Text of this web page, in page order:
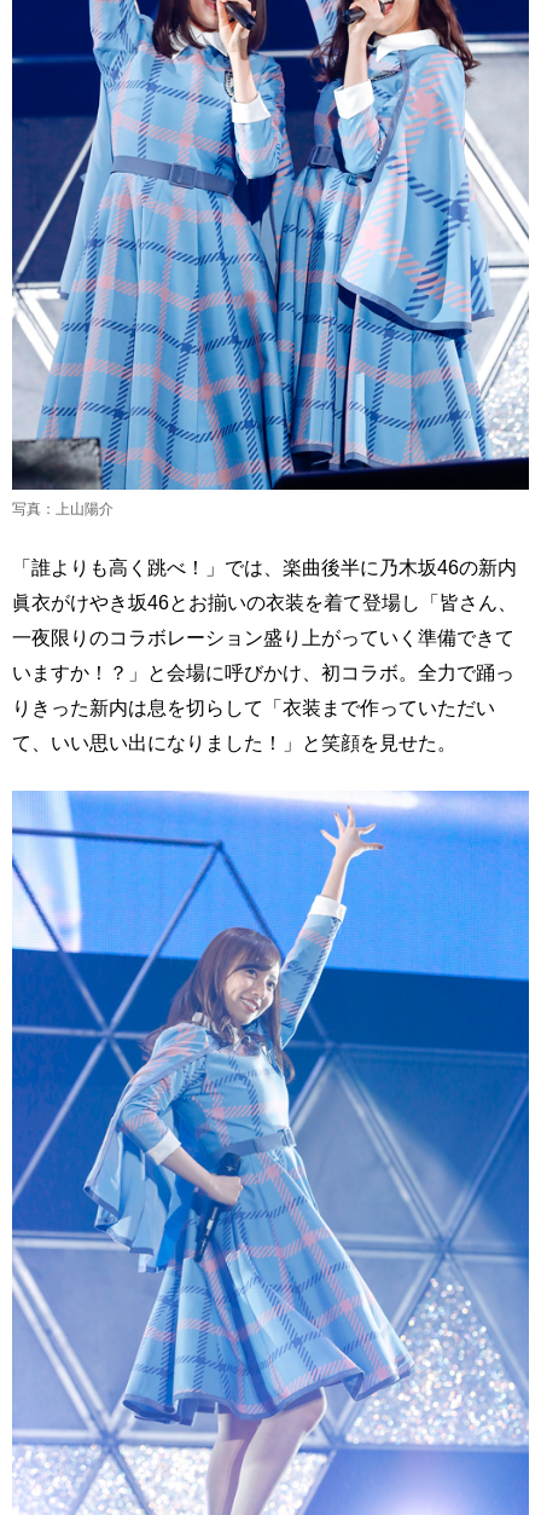
写真：上山陽介
「誰よりも高く跳べ！」では、楽曲後半に乃木坂46の新内
眞衣がけやき坂46とお揃いの衣装を着て登場し「皆さん、
一夜限りのコラボレーション盛り上がっていく準備できて
いますか！？」と会場に呼びかけ、初コラボ。全力で踊っ
りきった新内は息を切らして「衣装まで作っていただい
て、いい思い出になりました！」と笑顔を見せた。